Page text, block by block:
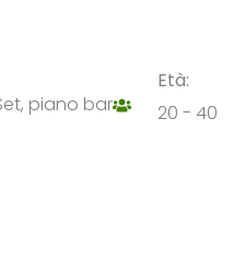
piano bar
Età:
20 - 40